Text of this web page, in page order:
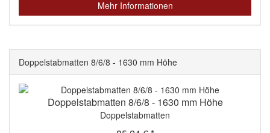
Mehr Informationen
Doppelstabmatten 8/6/8 - 1630 mm Höhe
Doppelstabmatten 8/6/8 - 1630 mm Höhe
Doppelstabmatten